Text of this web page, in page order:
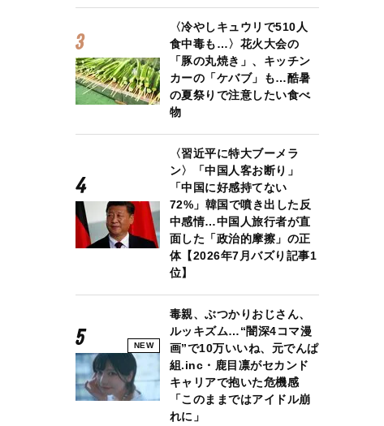
〈冷やしキュウリで510人
食中毒も…〉花火大会の
「豚の丸焼き」、キッチン
カーの「ケバブ」も…酷暑
の夏祭りで注意したい食べ
物
〈習近平に特大ブーメラ
ン〉「中国人客お断り」
「中国に好感持てない
72%」韓国で噴き出した反
中感情…中国人旅行者が直
面した「政治的摩擦」の正
体【2026年7月バズり記事1
位】
NEW
毒親、ぶつかりおじさん、
ルッキズム…“闇深4コマ漫
画”で10万いいね、元でんぱ
組.inc・鹿目凛がセカンド
キャリアで抱いた危機感
「このままではアイドル崩
れに」